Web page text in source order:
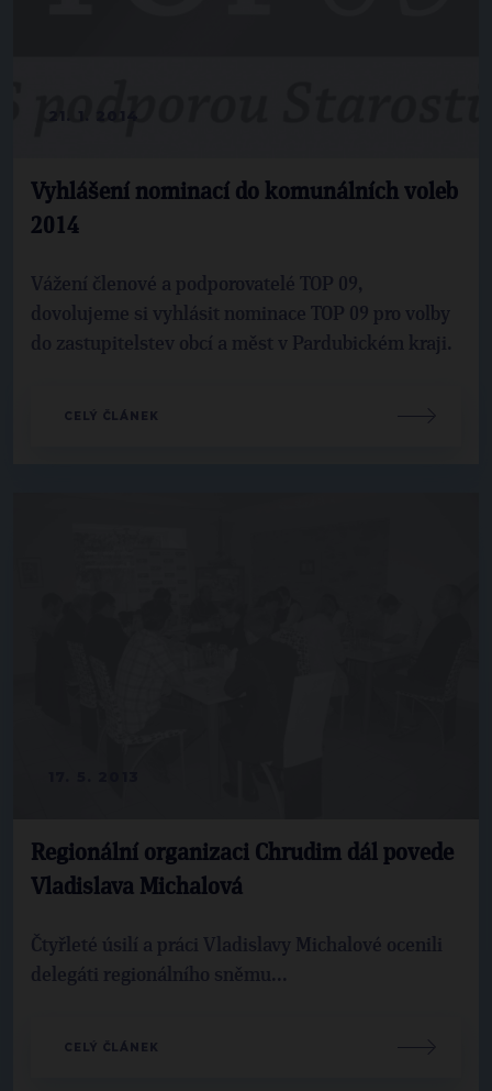
Vyhlášení nominací do komunálních voleb
2014
Vážení členové a podporovatelé TOP 09,
dovolujeme si vyhlásit nominace TOP 09 pro volby
do zastupitelstev obcí a měst v Pardubickém kraji.
CELÝ ČLÁNEK
Regionální organizaci Chrudim dál povede
Vladislava Michalová
Čtyřleté úsilí a práci Vladislavy Michalové ocenili
delegáti regionálního sněmu...
CELÝ ČLÁNEK